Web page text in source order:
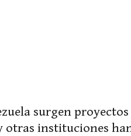
surgen
otras instituciones